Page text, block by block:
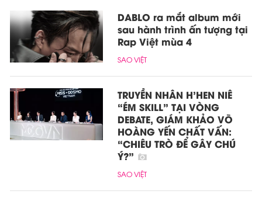
DABLO ra mắt album mới
sau hành trình ấn tượng tại
Rap Việt mùa 4
SAO VIỆT
TRUYỀN NHÂN H’HEN NIÊ
“ÉM SKILL” TẠI VÒNG
DEBATE, GIÁM KHẢO VÕ
HOÀNG YẾN CHẤT VẤN:
“CHIÊU TRÒ ĐỂ GÂY CHÚ
Ý?”
SAO VIỆT